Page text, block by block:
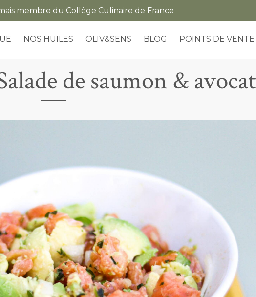
membre du Collège Culinaire de France
NOS HUILES OLIV&SENS BLOG POINTS DE VENTE
de saumon & avocat